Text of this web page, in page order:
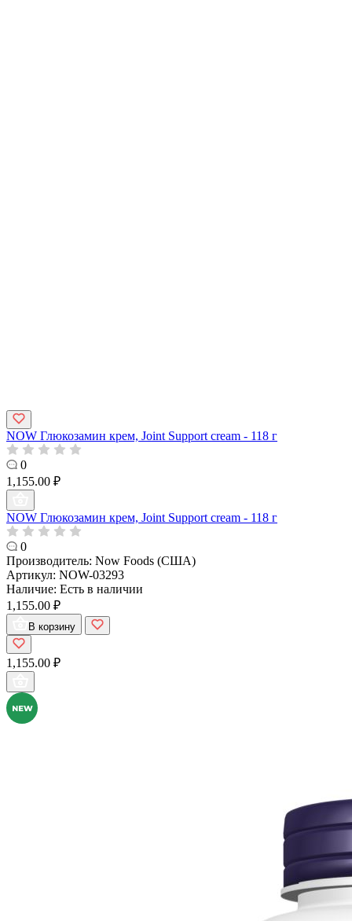
NOW Глюкозамин крем, Joint Support cream - 118 г
0
1,155.00 ₽
NOW Глюкозамин крем, Joint Support cream - 118 г
0
Производитель: Now Foods (США)
Артикул: NOW-03293
Наличие: Есть в наличии
1,155.00 ₽
В корзину
1,155.00 ₽